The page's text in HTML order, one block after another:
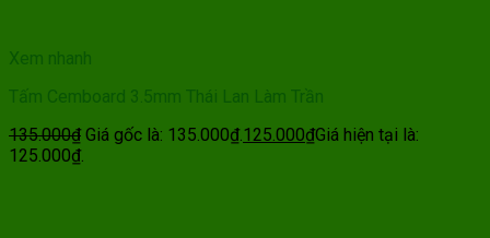
Xem nhanh
Tấm Cemboard 3.5mm Thái Lan Làm Trần
135.000₫ Giá gốc là: 135.000₫.125.000₫Giá hiện tại là:
125.000₫.